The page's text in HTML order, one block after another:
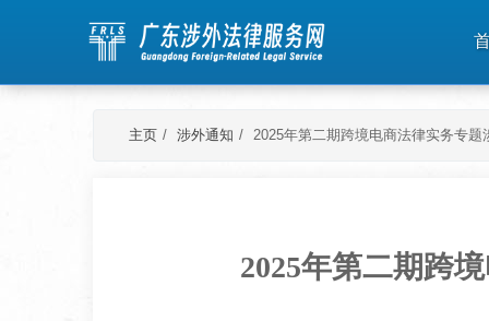
主页 涉外通知 2025年第二期跨境电商法律实务专
2025年第二期跨